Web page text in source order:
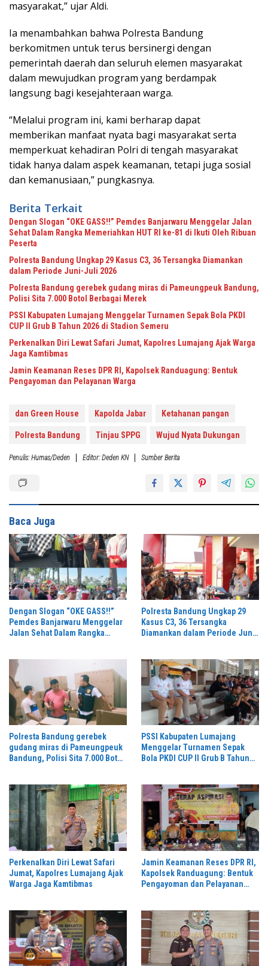
masyarakat,” ujar Aldi.
Ia menambahkan bahwa Polresta Bandung
berkomitmen untuk terus bersinergi dengan
pemerintah daerah dan seluruh elemen masyarakat
dalam mewujudkan program yang berdampak
langsung bagi kesejahteraan warga.
“Melalui program ini, kami berharap dapat
memberikan manfaat nyata bagi masyarakat serta
memperkuat kehadiran Polri di tengah masyarakat
tidak hanya dalam aspek keamanan, tetapi juga sosial
dan kemanusiaan,” pungkasnya.
Berita Terkait
Dengan Slogan “OKE GASS!!” Pemdes Banjarwaru Menggelar Jalan
Sehat Dalam Rangka Memeriahkan HUT RI ke-81 di Ikuti Oleh Ribuan
Peserta
Polresta Bandung Ungkap 29 Kasus C3, 36 Tersangka Diamankan
dalam Periode Juni-Juli 2026
Polresta Bandung gerebek gudang miras di Pameungpeuk Bandung,
Polisi Sita 7.000 Botol Berbagai Merek
PSSI Kabupaten Lumajang Menggelar Turnamen Sepak Bola PKDI
CUP II Grub B Tahun 2026 di Stadion Semeru
Perkenalkan Diri Lewat Safari Jumat, Kapolres Lumajang Ajak Warga
Jaga Kamtibmas
Jamin Keamanan Reses DPR RI, Kapolsek Randuagung: Bentuk
Pengayoman dan Pelayanan Warga
dan Green House Kapolda Jabar Ketahanan pangan
Polresta Bandung Tinjau SPPG Wujud Nyata Dukungan
Penulis: Humas/deden Editor: Deden KN Sumber Berita
Baca Juga
Dengan Slogan “OKE GASS!!”
Pemdes Banjarwaru Menggelar
Jalan Sehat Dalam Rangka
Polresta Bandung Ungkap 29
Kasus C3, 36 Tersangka
Diamankan dalam Periode Juni-
Polresta Bandung gerebek
gudang miras di Pameungpeuk
Bandung, Polisi Sita 7.000 Botol
PSSI Kabupaten Lumajang
Menggelar Turnamen Sepak
Bola PKDI CUP II Grub B Tahun
Perkenalkan Diri Lewat Safari
Jumat, Kapolres Lumajang Ajak
Warga Jaga Kamtibmas
Jamin Keamanan Reses DPR RI,
Kapolsek Randuagung: Bentuk
Pengayoman dan Pelayanan